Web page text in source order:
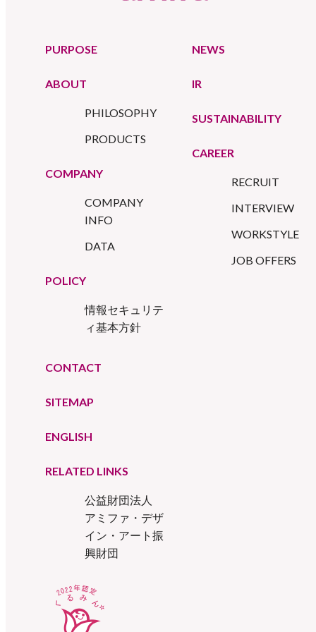
PURPOSE
ABOUT
PHILOSOPHY
PRODUCTS
COMPANY
COMPANY
INFO
DATA
POLICY
情報セキュリテ
ィ基本方針
NEWS
IR
SUSTAINABILITY
CAREER
RECRUIT
INTERVIEW
WORKSTYLE
JOB OFFERS
CONTACT
SITEMAP
ENGLISH
RELATED LINKS
公益財団法人
アミファ・デザ
イン・アート振
興財団